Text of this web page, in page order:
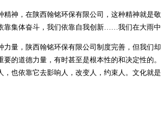
精神，在陕西翰铭环保有限公司，这种精神就是
靠集体奋斗，我们依靠自我创新……我们在大雨
力量，陕西翰铭环保有限公司制度完善，但我们
要的道德力量，有时甚至是根本性的和决定性的
，也依靠它去影响人，改变人，约束人。文化就是